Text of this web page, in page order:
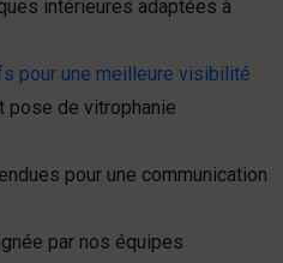
intérieures adaptées à
pour une meilleure visibilité
pose de vitrophanie
pour une communication
par nos équipes